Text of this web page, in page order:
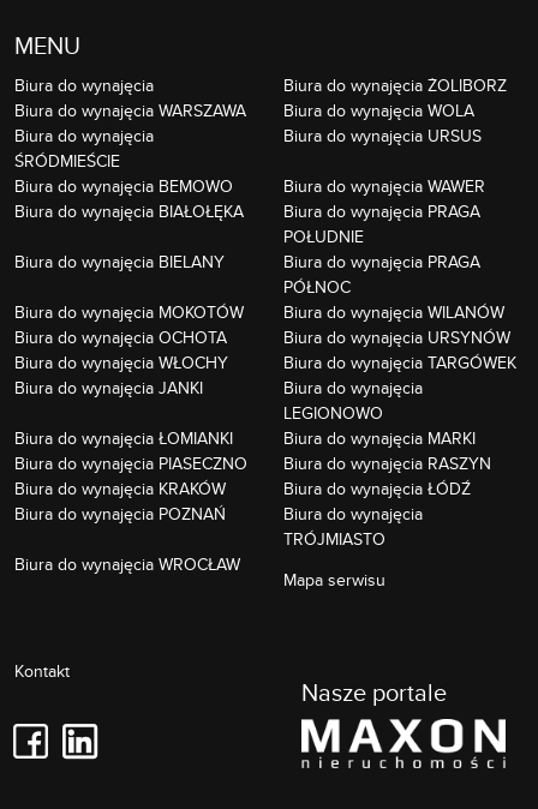
MENU
Biura do wynajęcia
Biura do wynajęcia ŻOLIBORZ
Biura do wynajęcia WARSZAWA
Biura do wynajęcia WOLA
Biura do wynajęcia
ŚRÓDMIEŚCIE
Biura do wynajęcia URSUS
Biura do wynajęcia BEMOWO
Biura do wynajęcia WAWER
Biura do wynajęcia BIAŁOŁĘKA
Biura do wynajęcia PRAGA
POŁUDNIE
Biura do wynajęcia BIELANY
Biura do wynajęcia PRAGA
PÓŁNOC
Biura do wynajęcia MOKOTÓW
Biura do wynajęcia WILANÓW
Biura do wynajęcia OCHOTA
Biura do wynajęcia URSYNÓW
Biura do wynajęcia WŁOCHY
Biura do wynajęcia TARGÓWEK
Biura do wynajęcia JANKI
Biura do wynajęcia
LEGIONOWO
Biura do wynajęcia ŁOMIANKI
Biura do wynajęcia MARKI
Biura do wynajęcia PIASECZNO
Biura do wynajęcia RASZYN
Biura do wynajęcia KRAKÓW
Biura do wynajęcia ŁÓDŹ
Biura do wynajęcia POZNAŃ
Biura do wynajęcia
TRÓJMIASTO
Biura do wynajęcia WROCŁAW
Mapa serwisu
Kontakt
Nasze portale